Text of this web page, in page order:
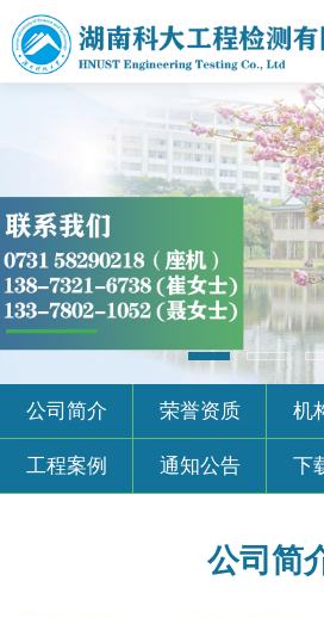
公司简介 荣誉资质 机
工程案例 通知公告 下
公司简